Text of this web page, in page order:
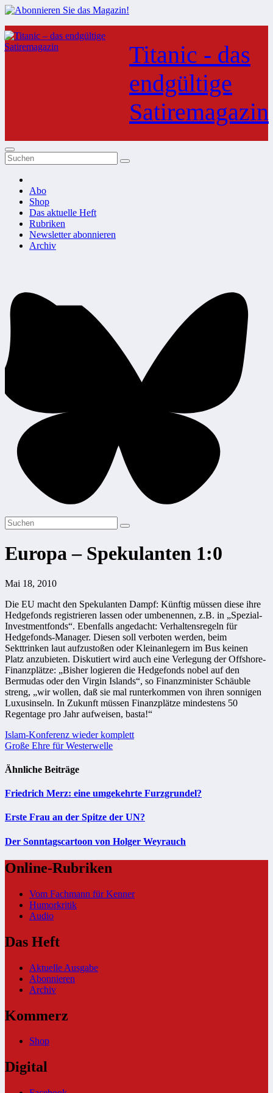
Zum
Inhalt
springen
Titanic - das
endgültige
Satiremagazin
Abo
Shop
Das aktuelle Heft
Rubriken
Newsletter abonnieren
Archiv
Europa – Spekulanten 1:0
Mai 18, 2010
Die EU macht den Spekulanten Dampf: Künftig müssen diese ihre
Hedgefonds registrieren lassen oder umbenennen, z.B. in „Spezial-
Investmentfonds“. Ebenfalls angedacht: Verhaltensregeln für
Hedgefonds-Manager. Diesen soll verboten werden, beim
Sekttrinken laut aufzustoßen oder Kleinanlegern im Bus keinen
Platz anzubieten. Diskutiert wird auch eine Verlegung der Offshore-
Finanzplätze: „Bisher logieren die Hedgefonds nobel auf den
Bermudas oder den Virgin Islands“, so Finanzminister Schäuble
streng, „wir wollen, daß sie mal runterkommen von ihren sonnigen
Luxusinseln. In Zukunft müssen Finanzplätze mindestens 50
Regentage pro Jahr aufweisen, basta!“
Beitragsnavigation
Islam-Konferenz wieder komplett
Große Ehre für Westerwelle
Ähnliche Beiträge
Friedrich Merz: eine umgekehrte Furzgrundel?
Erste Frau an der Spitze der UN?
Der Sonntagscartoon von Holger Weyrauch
Online-Rubriken
Vom Fachmann für Kenner
Humorkritik
Audio
Das Heft
Aktuelle Ausgabe
Abonnieren
Archiv
Kommerz
Shop
Digital